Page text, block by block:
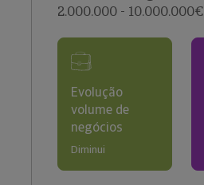
2.000.000 - 10.000.000€
Evolução
volume de
negócios
Diminui